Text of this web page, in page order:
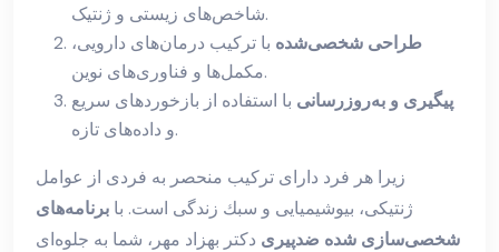
شاخص‌های زیستی و ژنتیک.
طراحی شخصی‌شده با ترکیب درمان‌های دارویی،
مکمل‌ها و فناوری‌های نوین.
پیگیری و به‌روزرسانی با استفاده از بازخورد‌های سریع
و داده‌های تازه.
زیرا هر فرد دارای ترکیب منحصر به فردی از عوامل
ژنتیکی، بیوشیمیایی و سبك زندگی است. با برنامه‌های
شخصی‌سازی شده ضدپیری دکتر بهزاد مهر، شما به جلوه‌ای